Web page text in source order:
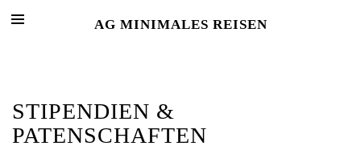
AG MINIMALES REISEN
STIPENDIEN &
PATENSCHAFTEN